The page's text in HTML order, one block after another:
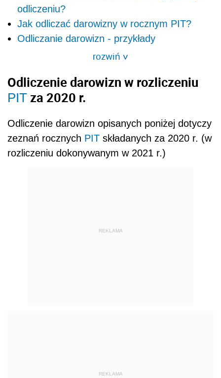
odliczeniu?
Jak odliczać darowizny w rocznym PIT?
Odliczanie darowizn - przykłady
rozwiń>
Odliczenie darowizn w rozliczeniu
PIT za 2020 r.
Odliczenie darowizn opisanych poniżej dotyczy
zeznań rocznych PIT składanych za 2020 r. (w
rozliczeniu dokonywanym w 2021 r.)
REKLAMA
REKLAMA